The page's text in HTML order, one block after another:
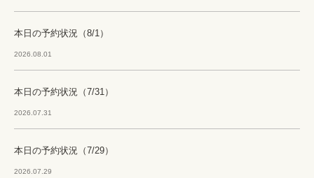
本日の予約状況（8/1）
2026.08.01
本日の予約状況（7/31）
2026.07.31
本日の予約状況（7/29）
2026.07.29